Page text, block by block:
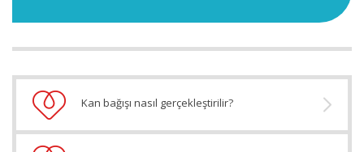
Kan bağışı nasıl gerçekleştirilir?